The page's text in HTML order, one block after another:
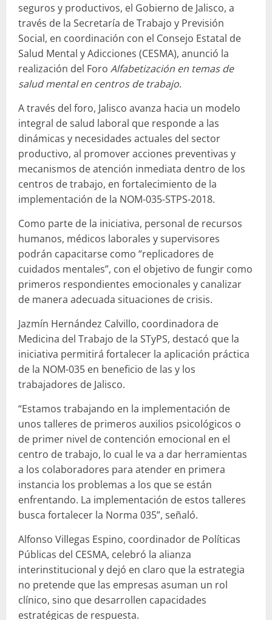
seguros y productivos, el Gobierno de Jalisco, a
través de la Secretaría de Trabajo y Previsión
Social, en coordinación con el Consejo Estatal de
Salud Mental y Adicciones (CESMA), anunció la
realización del Foro Alfabetización en temas de
salud mental en centros de trabajo.
A través del foro, Jalisco avanza hacia un modelo
integral de salud laboral que responde a las
dinámicas y necesidades actuales del sector
productivo, al promover acciones preventivas y
mecanismos de atención inmediata dentro de los
centros de trabajo, en fortalecimiento de la
implementación de la NOM-035-STPS-2018.
Como parte de la iniciativa, personal de recursos
humanos, médicos laborales y supervisores
podrán capacitarse como “replicadores de
cuidados mentales”, con el objetivo de fungir como
primeros respondientes emocionales y canalizar
de manera adecuada situaciones de crisis.
Jazmín Hernández Calvillo, coordinadora de
Medicina del Trabajo de la STyPS, destacó que la
iniciativa permitirá fortalecer la aplicación práctica
de la NOM-035 en beneficio de las y los
trabajadores de Jalisco.
“Estamos trabajando en la implementación de
unos talleres de primeros auxilios psicológicos o
de primer nivel de contención emocional en el
centro de trabajo, lo cual le va a dar herramientas
a los colaboradores para atender en primera
instancia los problemas a los que se están
enfrentando. La implementación de estos talleres
busca fortalecer la Norma 035”, señaló.
Alfonso Villegas Espino, coordinador de Políticas
Públicas del CESMA, celebró la alianza
interinstitucional y dejó en claro que la estrategia
no pretende que las empresas asuman un rol
clínico, sino que desarrollen capacidades
estratégicas de respuesta.